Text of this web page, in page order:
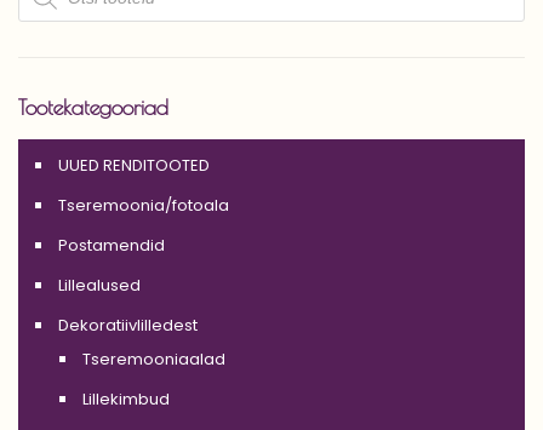
Tootekategooriad
UUED RENDITOOTED
Tseremoonia/fotoala
Postamendid
Lillealused
Dekoratiivlilledest
Tseremooniaalad
Lillekimbud